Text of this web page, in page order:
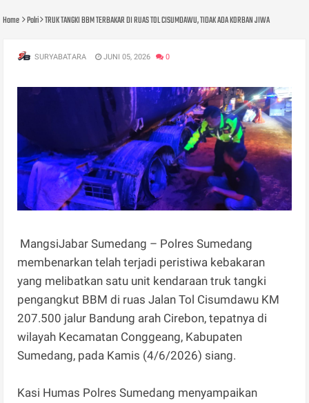
Home Polri TRUK TANGKI BBM TERBAKAR DI RUAS TOL CISUMDAWU, TIDAK ADA KORBAN JIWA
SURYABATARA JUNI 05, 2026 0
MangsiJabar Sumedang – Polres Sumedang
membenarkan telah terjadi peristiwa kebakaran
yang melibatkan satu unit kendaraan truk tangki
pengangkut BBM di ruas Jalan Tol Cisumdawu KM
207.500 jalur Bandung arah Cirebon, tepatnya di
wilayah Kecamatan Conggeang, Kabupaten
Sumedang, pada Kamis (4/6/2026) siang.
Kasi Humas Polres Sumedang menyampaikan